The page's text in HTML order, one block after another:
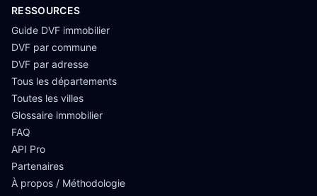
RESSOURCES
Guide DVF immobilier
DVF par commune
DVF par adresse
Tous les départements
Toutes les villes
Glossaire immobilier
FAQ
API Pro
Partenaires
À propos / Méthodologie